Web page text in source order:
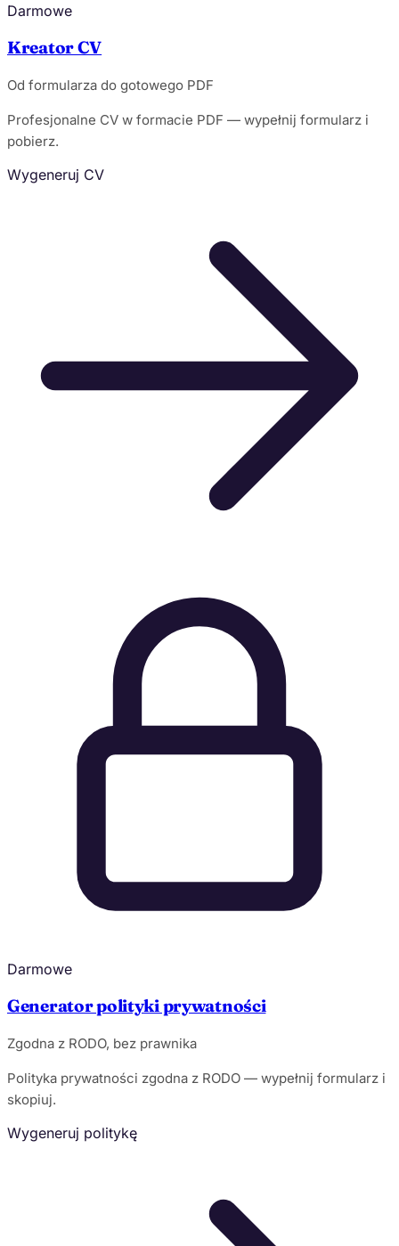
Darmowe
Kreator CV
Od formularza do gotowego PDF
Profesjonalne CV w formacie PDF — wypełnij formularz i
pobierz.
Wygeneruj CV
Darmowe
Generator polityki prywatności
Zgodna z RODO, bez prawnika
Polityka prywatności zgodna z RODO — wypełnij formularz i
skopiuj.
Wygeneruj politykę